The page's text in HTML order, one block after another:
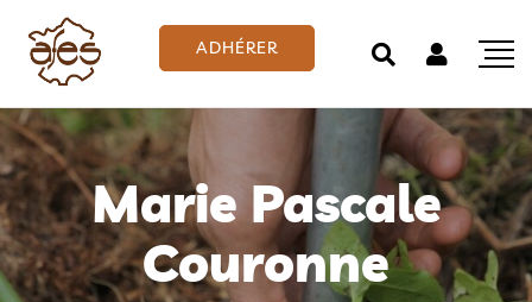
ADHÉRER
Marie Pascale
Couronne